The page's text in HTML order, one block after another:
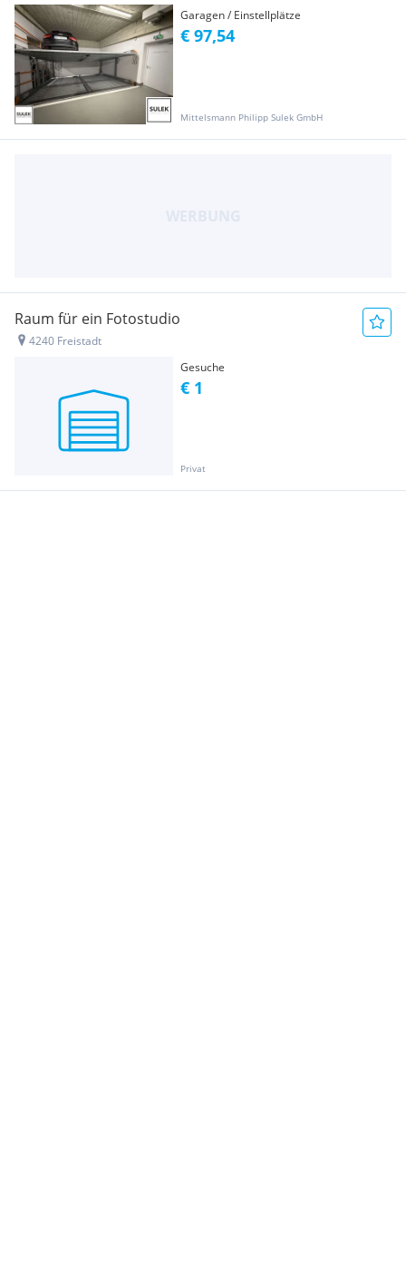
Garagen / Einstellplätze
Mittelsmann Philipp Sulek GmbH
€ 97,54
Raum für ein Fotostudio
4240 Freistadt
Gesuche
Privat
€ 1